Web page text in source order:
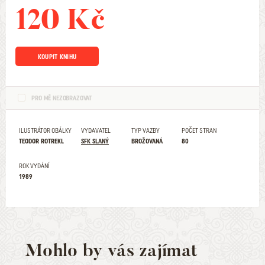
120 Kč
KOUPIT KNIHU
PRO MĚ NEZOBRAZOVAT
ILUSTRÁTOR OBÁLKY
TEODOR ROTREKL
VYDAVATEL
SFK SLANÝ
TYP VAZBY
BROŽOVANÁ
POČET STRAN
80
ROK VYDÁNÍ
1989
Mohlo by vás zajímat